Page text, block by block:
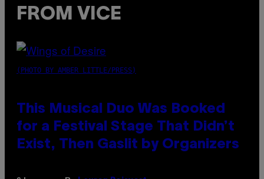
FROM VICE
(PHOTO BY AMBER LITTLE/PRESS)
This Musical Duo Was Booked
for a Festival Stage That Didn’t
Exist, Then Gaslit by Organizers